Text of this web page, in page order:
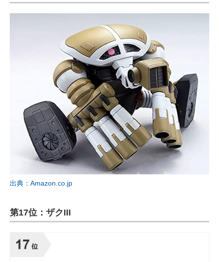
出典：Amazon.co.jp
第17位：ザクIII